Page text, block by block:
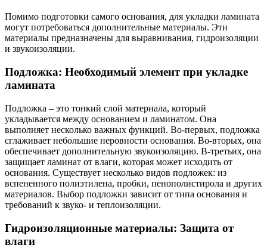
Помимо подготовки самого основания, для укладки ламината
могут потребоваться дополнительные материалы. Эти
материалы предназначены для выравнивания, гидроизоляции
и звукоизоляции.
Подложка: Необходимый элемент при укладке
ламината
Подложка – это тонкий слой материала, который
укладывается между основанием и ламинатом. Она
выполняет несколько важных функций. Во-первых, подложка
сглаживает небольшие неровности основания. Во-вторых, она
обеспечивает дополнительную звукоизоляцию. В-третьих, она
защищает ламинат от влаги, которая может исходить от
основания. Существует несколько видов подложек: из
вспененного полиэтилена, пробки, пенополистирола и других
материалов. Выбор подложки зависит от типа основания и
требований к звуко- и теплоизоляции.
Гидроизоляционные материалы: Защита от
влаги